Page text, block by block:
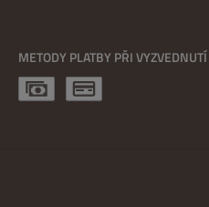
METODY PLATBY PŘI VYZVEDNUTÍ